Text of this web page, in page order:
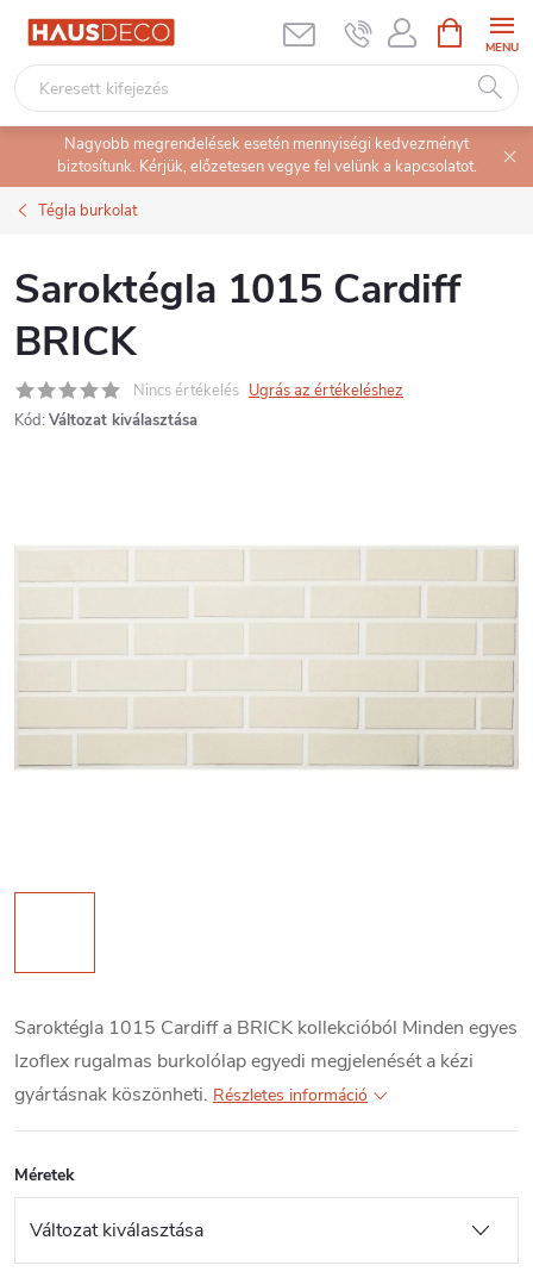
Ugrás
tartalomhoz
KOSÁR
Nagyobb megrendelések esetén mennyiségi kedvezményt
biztosítunk. Kérjük, előzetesen vegye fel velünk a kapcsolatot.
Tégla burkolat
Saroktégla 1015 Cardiff
BRICK
Nincs értékelés Ugrás az értékeléshez
Kód: Változat kiválasztása
Saroktégla 1015 Cardiff a BRICK kollekcióból Minden egyes
Izoflex rugalmas burkolólap egyedi megjelenését a kézi
gyártásnak köszönheti. Részletes információ
Méretek